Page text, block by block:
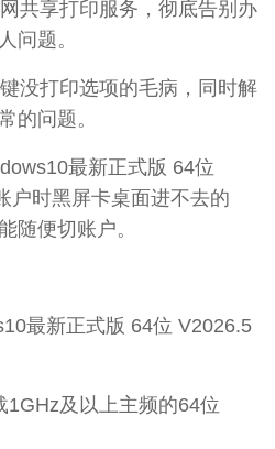
享打印服务，彻底告别办
问题。
打印选项的毛病，同时解
的问题。
最新正式版 64位
户时黑屏卡桌面进不去的
随便切账户。
最新正式版 64位 V2026.5
及以上主频的64位